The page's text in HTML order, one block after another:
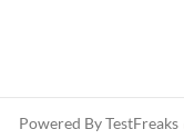
Powered By TestFreaks